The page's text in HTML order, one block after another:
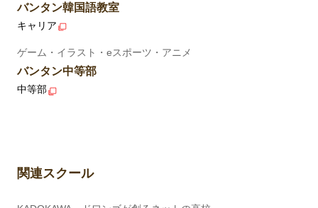
バンタン韓国語教室
キャリア
ゲーム・イラスト・eスポーツ・アニメ
バンタン中等部
中等部
関連スクール